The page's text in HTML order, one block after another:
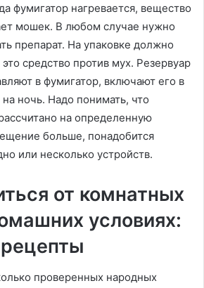
фумигатор нагревается, вещество
мошек. В любом случае нужно
препарат. На упаковке должно
средство против мух. Резервуар
в фумигатор, включают его в
на ночь. Надо понимать, что
на определенную
больше, понадобится
или несколько устройств.
от комнатных
условиях:
проверенных народных